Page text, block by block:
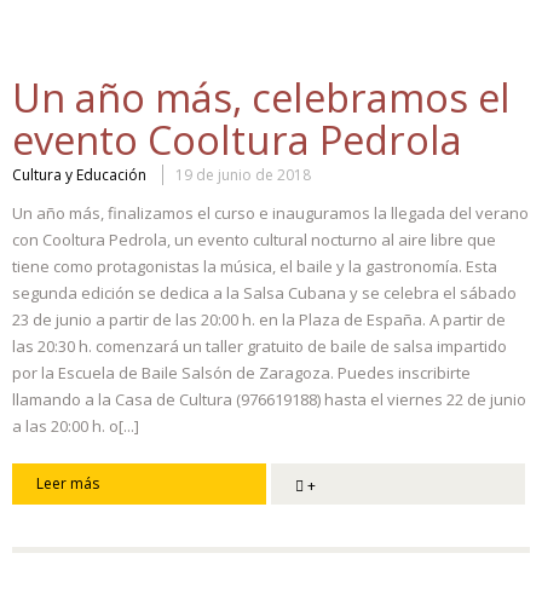
Un año más, celebramos el
evento Cooltura Pedrola
Cultura y Educación 19 de junio de 2018
Un año más, finalizamos el curso e inauguramos la llegada del verano
con Cooltura Pedrola, un evento cultural nocturno al aire libre que
tiene como protagonistas la música, el baile y la gastronomía. Esta
segunda edición se dedica a la Salsa Cubana y se celebra el sábado
23 de junio a partir de las 20:00 h. en la Plaza de España. A partir de
las 20:30 h. comenzará un taller gratuito de baile de salsa impartido
por la Escuela de Baile Salsón de Zaragoza. Puedes inscribirte
llamando a la Casa de Cultura (976619188) hasta el viernes 22 de junio
a las 20:00 h. o[...]
Leer más +